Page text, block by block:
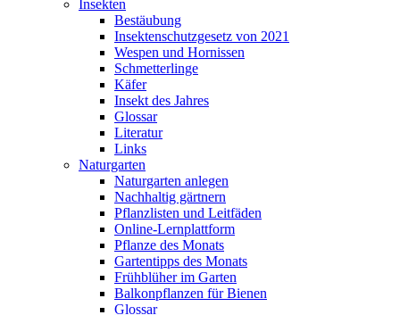
Insekten
Bestäubung
Insektenschutzgesetz von 2021
Wespen und Hornissen
Schmetterlinge
Käfer
Insekt des Jahres
Glossar
Literatur
Links
Naturgarten
Naturgarten anlegen
Nachhaltig gärtnern
Pflanzlisten und Leitfäden
Online-Lernplattform
Pflanze des Monats
Gartentipps des Monats
Frühblüher im Garten
Balkonpflanzen für Bienen
Glossar